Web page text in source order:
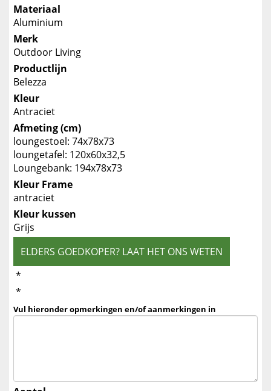
Materiaal
Aluminium
Merk
Outdoor Living
Productlijn
Belezza
Kleur
Antraciet
Afmeting (cm)
loungestoel: 74x78x73
loungetafel: 120x60x32,5
Loungebank: 194x78x73
Kleur Frame
antraciet
Kleur kussen
Grijs
ELDERS GOEDKOPER? LAAT HET ONS WETEN
*
*
Vul hieronder opmerkingen en/of aanmerkingen in